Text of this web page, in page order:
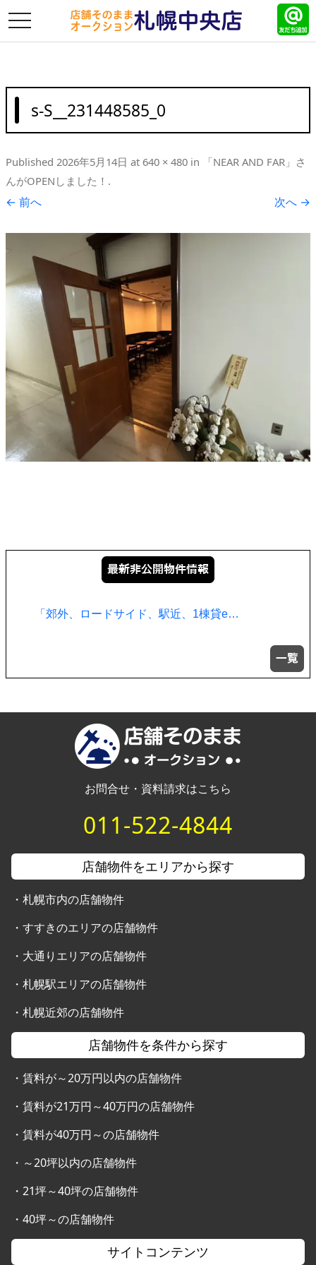
toggle
s-S__231448585_0
Published 2026年5月14日 at 640 × 480 in
「NEAR AND FAR」さ
んがOPENしました！ .
← 前へ 次へ →
「郊外、ロードサイド、駅近、1棟貸e…
お問合せ・資料請求はこちら
011-522-4844
店舗物件をエリアから探す
・ 札幌市内の店舗物件
・ すすきのエリアの店舗物件
・ 大通りエリアの店舗物件
・ 札幌駅エリアの店舗物件
・ 札幌近郊の店舗物件
店舗物件を条件から探す
・ 賃料が～20万円以内の店舗物件
・ 賃料が21万円～40万円の店舗物件
・ 賃料が40万円～の店舗物件
・ ～20坪以内の店舗物件
・ 21坪～40坪の店舗物件
・ 40坪～の店舗物件
サイトコンテンツ